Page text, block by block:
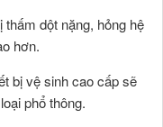
thấm dột nặng, hỏng hệ
hơn.
bị vệ sinh cao cấp sẽ
phổ thông.